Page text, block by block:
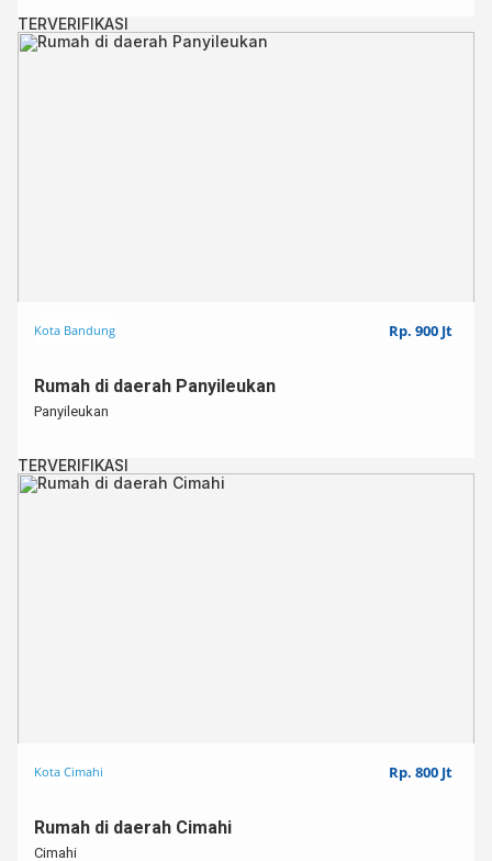
TERVERIFIKASI
Kota Bandung Rp. 900 Jt
Rumah di daerah Panyileukan
Panyileukan
TERVERIFIKASI
Kota Cimahi Rp. 800 Jt
Rumah di daerah Cimahi
Cimahi